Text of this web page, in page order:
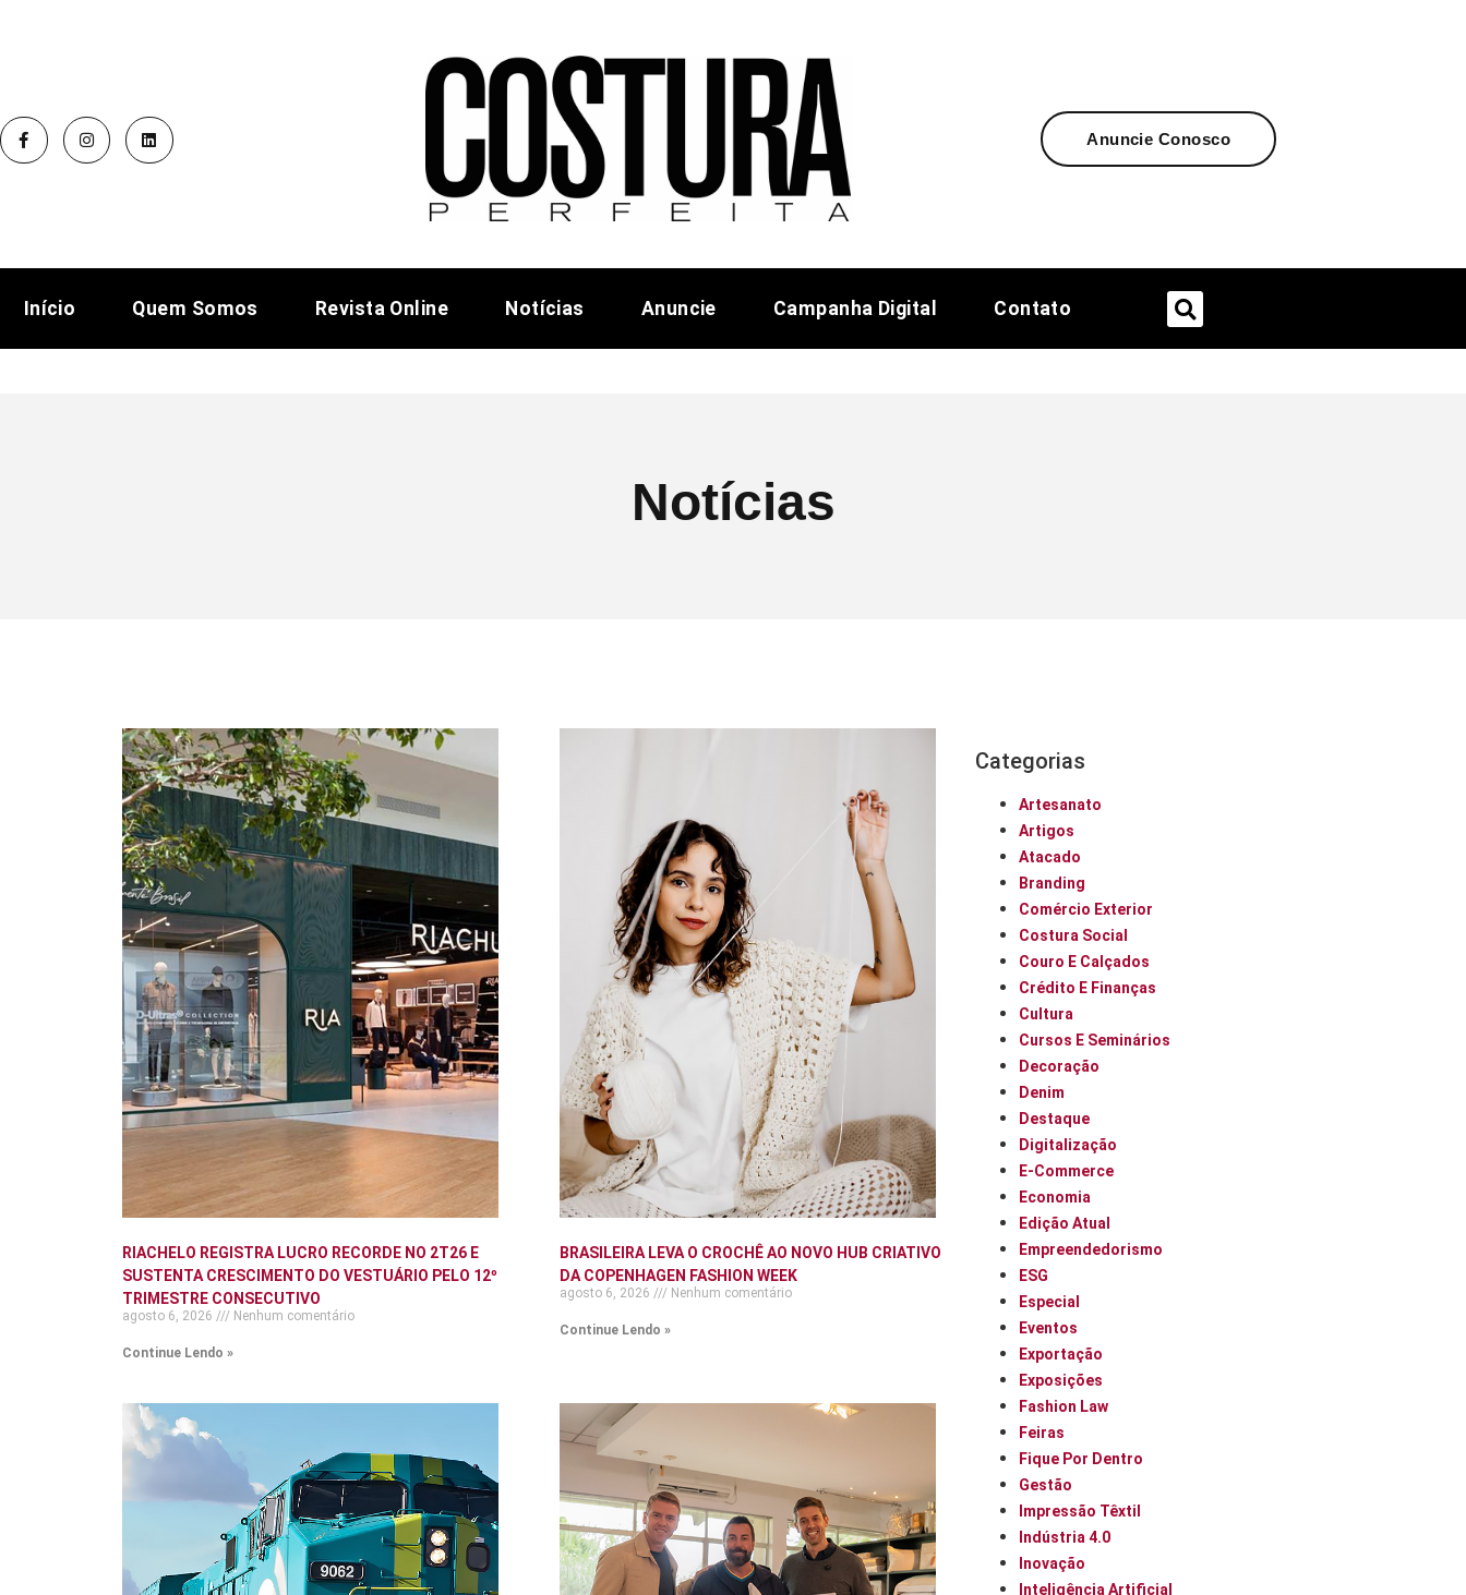
Anuncie Conosco
Início Quem Somos Revista Online Notícias Anuncie Campanha Digital Contato
Notícias
RIACHELO REGISTRA LUCRO RECORDE NO 2T26 E
SUSTENTA CRESCIMENTO DO VESTUÁRIO PELO 12º
TRIMESTRE CONSECUTIVO
agosto 6, 2026 Nenhum comentário
Continue Lendo »
BRASILEIRA LEVA O CROCHÊ AO NOVO HUB CRIATIVO
DA COPENHAGEN FASHION WEEK
agosto 6, 2026 Nenhum comentário
Continue Lendo »
Categorias
Artesanato
Artigos
Atacado
Branding
Comércio Exterior
Costura Social
Couro E Calçados
Crédito E Finanças
Cultura
Cursos E Seminários
Decoração
Denim
Destaque
Digitalização
E-Commerce
Economia
Edição Atual
Empreendedorismo
ESG
Especial
Eventos
Exportação
Exposições
Fashion Law
Feiras
Fique Por Dentro
Gestão
Impressão Têxtil
Indústria 4.0
Inovação
Inteligência Artificial